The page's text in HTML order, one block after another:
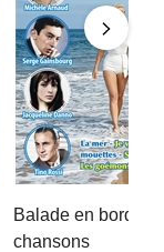
Balade en bord de
chansons